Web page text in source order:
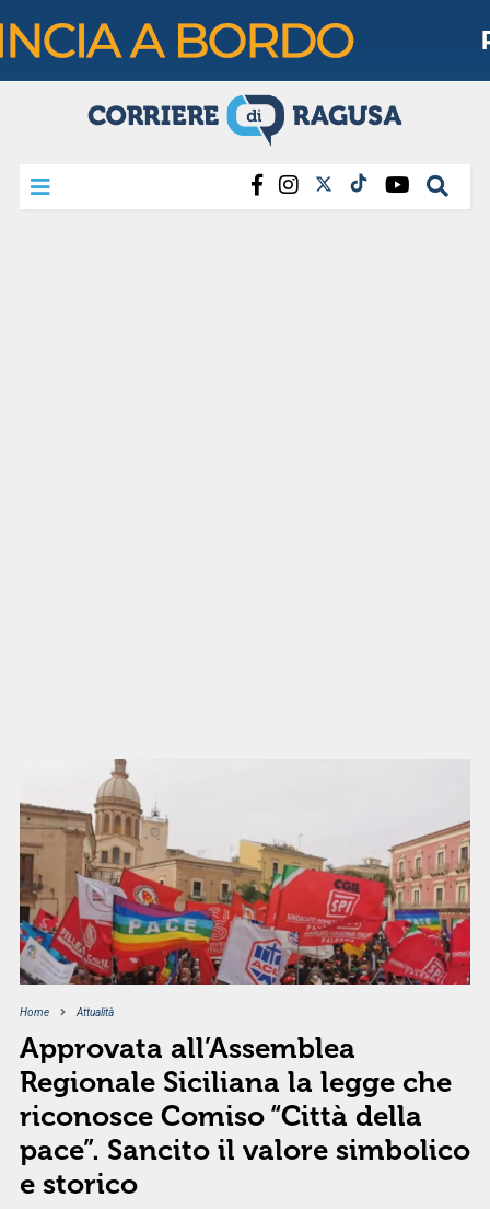
Home Attualità
Approvata all’Assemblea
Regionale Siciliana la legge che
riconosce Comiso “Città della
pace”. Sancito il valore simbolico
e storico